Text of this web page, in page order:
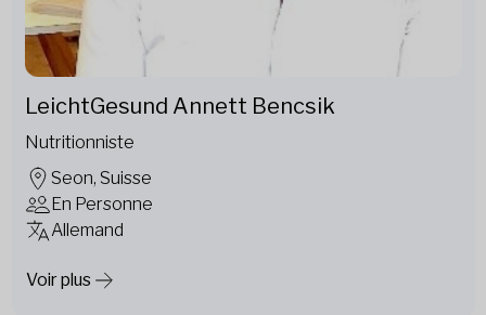
LeichtGesund Annett Bencsik
Nutritionniste
Seon, Suisse
En Personne
Allemand
Voir plus